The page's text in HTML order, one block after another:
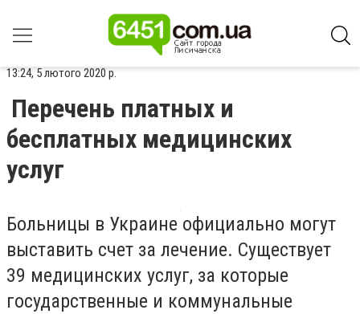
13:24, 5 лютого 2020 р.
Перечень платных и
бесплатных медицинских
услуг
Больницы в Украине официально могут
выставить счет за лечение. Существует
39 медицинских услуг, за которые
государственные и коммунальные